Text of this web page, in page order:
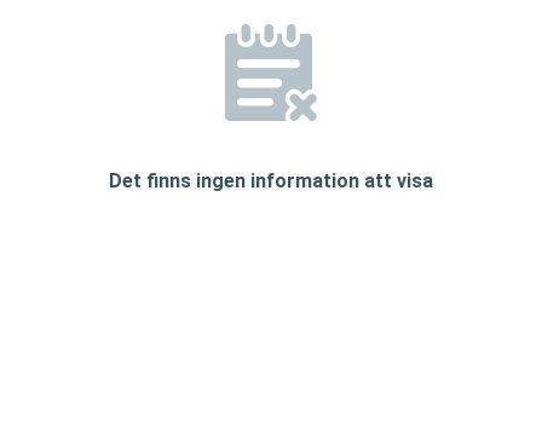
Det finns ingen information att visa